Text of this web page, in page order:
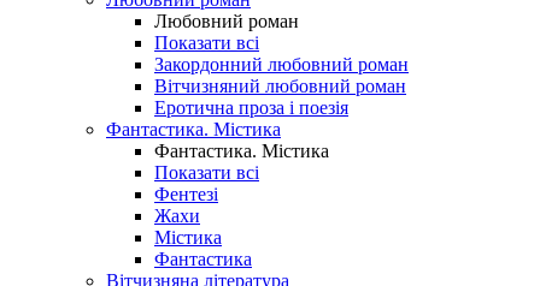
Любовний роман
Показати всі
Закордонний любовний роман
Вітчизняний любовний роман
Еротична проза і поезія
Фантастика. Містика
Фантастика. Містика
Показати всі
Фентезі
Жахи
Містика
Фантастика
Вітчизняна література